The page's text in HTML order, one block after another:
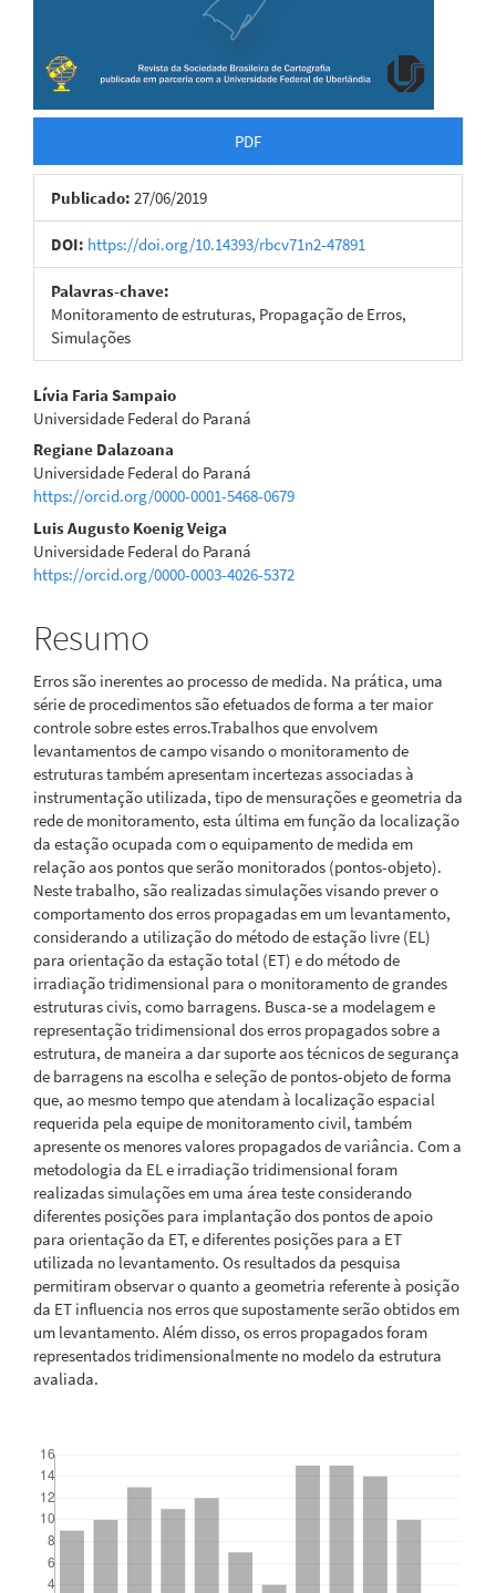
PDF
Publicado: 27/06/2019
DOI: https://doi.org/10.14393/rbcv71n2-47891
Palavras-chave:
Monitoramento de estruturas, Propagação de Erros,
Simulações
Conteúdo
do
artigo
principal
Lívia Faria Sampaio
Universidade Federal do Paraná
Regiane Dalazoana
Universidade Federal do Paraná
https://orcid.org/0000-0001-5468-0679
Luis Augusto Koenig Veiga
Universidade Federal do Paraná
https://orcid.org/0000-0003-4026-5372
Resumo
Erros são inerentes ao processo de medida. Na prática, uma
série de procedimentos são efetuados de forma a ter maior
controle sobre estes erros.Trabalhos que envolvem
levantamentos de campo visando o monitoramento de
estruturas também apresentam incertezas associadas à
instrumentação utilizada, tipo de mensurações e geometria da
rede de monitoramento, esta última em função da localização
da estação ocupada com o equipamento de medida em
relação aos pontos que serão monitorados (pontos-objeto).
Neste trabalho, são realizadas simulações visando prever o
comportamento dos erros propagadas em um levantamento,
considerando a utilização do método de estação livre (EL)
para orientação da estação total (ET) e do método de
irradiação tridimensional para o monitoramento de grandes
estruturas civis, como barragens. Busca-se a modelagem e
representação tridimensional dos erros propagados sobre a
estrutura, de maneira a dar suporte aos técnicos de segurança
de barragens na escolha e seleção de pontos-objeto de forma
que, ao mesmo tempo que atendam à localização espacial
requerida pela equipe de monitoramento civil, também
apresente os menores valores propagados de variância. Com a
metodologia da EL e irradiação tridimensional foram
realizadas simulações em uma área teste considerando
diferentes posições para implantação dos pontos de apoio
para orientação da ET, e diferentes posições para a ET
utilizada no levantamento. Os resultados da pesquisa
permitiram observar o quanto a geometria referente à posição
da ET influencia nos erros que supostamente serão obtidos em
um levantamento. Além disso, os erros propagados foram
representados tridimensionalmente no modelo da estrutura
avaliada.